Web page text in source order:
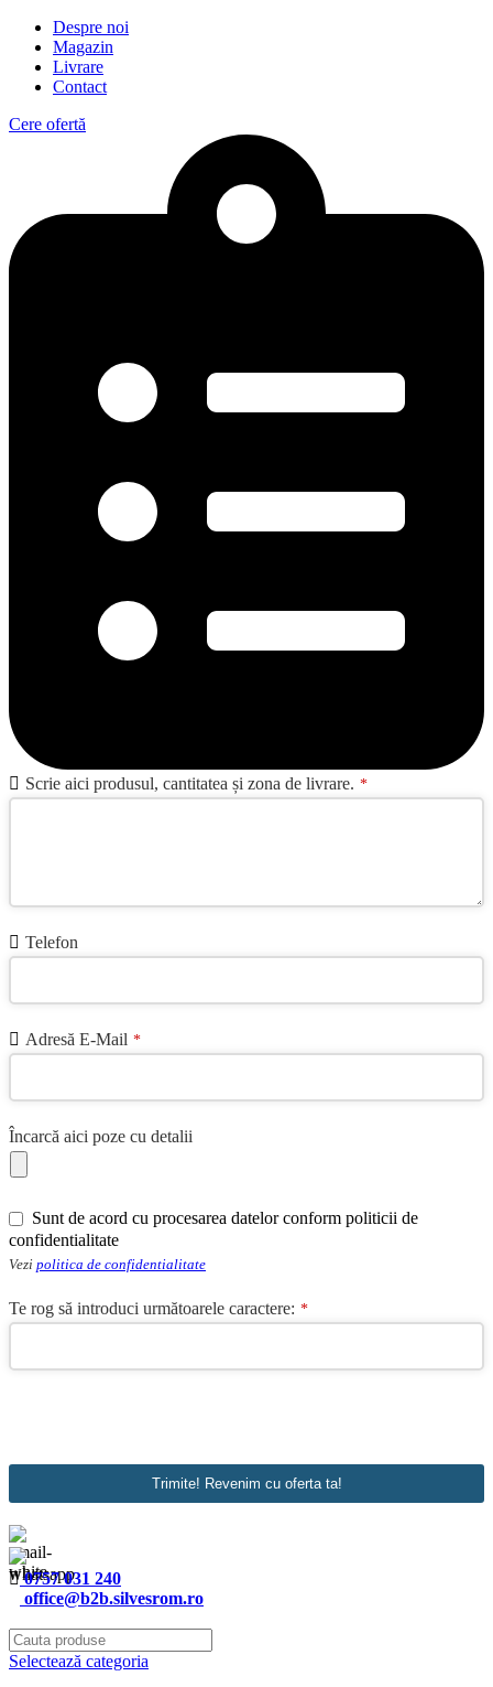
Despre noi
Magazin
Livrare
Contact
Cere ofertă
Phone
Number *
Scrie aici produsul, cantitatea și zona de livrare. *
Telefon
Adresă E-Mail *
Încarcă aici poze cu detalii
Sunt de acord cu procesarea datelor conform politicii de
confidentialitate
Vezi politica de confidentialitate
Te rog să introduci următoarele caractere: *
Trimite! Revenim cu oferta ta!
0757 031 240
office@b2b.silvesrom.ro
Selectează categoria